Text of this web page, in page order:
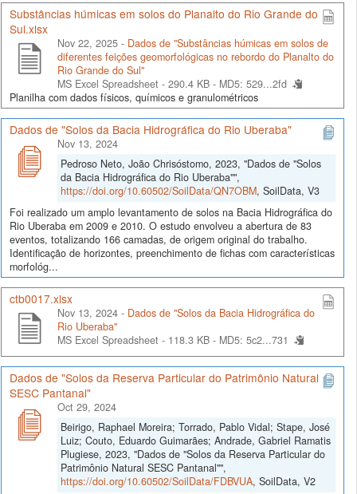
Substâncias húmicas em solos do Planalto do Rio Grande do
Sul.xlsx
Nov 22, 2025 - Dados de "Substâncias húmicas em solos de
diferentes feições geomorfológicas no rebordo do Planalto do
Rio Grande do Sul"
MS Excel Spreadsheet - 290.4 KB - MD5: 529...2fd
Planilha com dados físicos, químicos e granulométricos
Dados de "Solos da Bacia Hidrográfica do Rio Uberaba"
Nov 13, 2024
Pedroso Neto, João Chrisóstomo, 2023, "Dados de "Solos
da Bacia Hidrográfica do Rio Uberaba"",
https://doi.org/10.60502/SoilData/QN7OBM, SoilData, V3
Foi realizado um amplo levantamento de solos na Bacia Hidrográfica do
Rio Uberaba em 2009 e 2010. O estudo envolveu a abertura de 83
eventos, totalizando 166 camadas, de origem original do trabalho.
Identificação de horizontes, preenchimento de fichas com características
morfológ...
ctb0017.xlsx
Nov 13, 2024 - Dados de "Solos da Bacia Hidrográfica do
Rio Uberaba"
MS Excel Spreadsheet - 118.3 KB - MD5: 5c2...731
Dados de "Solos da Reserva Particular do Patrimônio Natural
SESC Pantanal"
Oct 29, 2024
Beirigo, Raphael Moreira; Torrado, Pablo Vidal; Stape, José
Luiz; Couto, Eduardo Guimarães; Andrade, Gabriel Ramatis
Plugiese, 2023, "Dados de "Solos da Reserva Particular do
Patrimônio Natural SESC Pantanal"",
https://doi.org/10.60502/SoilData/FDBVUA, SoilData, V2